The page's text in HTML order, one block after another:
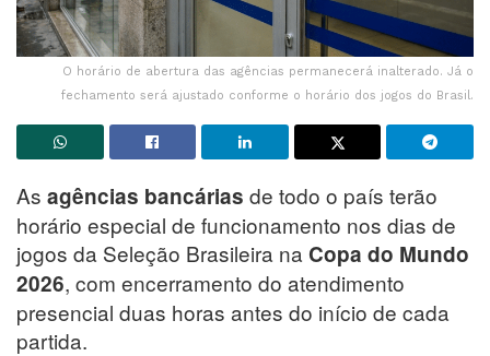
O horário de abertura das agências permanecerá inalterado. Já o
fechamento será ajustado conforme o horário dos jogos do Brasil.
As agências bancárias de todo o país terão
horário especial de funcionamento nos dias de
jogos da Seleção Brasileira na Copa do Mundo
2026, com encerramento do atendimento
presencial duas horas antes do início de cada
partida.